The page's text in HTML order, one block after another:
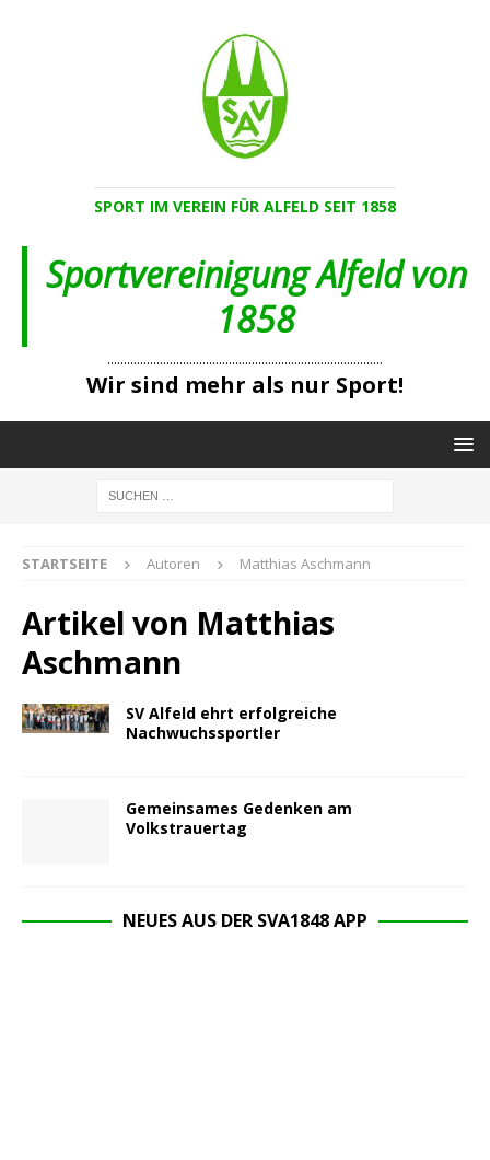
SPORT IM VEREIN FÜR ALFELD SEIT 1858
Sportvereinigung Alfeld von
1858
....................................................................................
Wir sind mehr als nur Sport!
STARTSEITE Autoren Matthias Aschmann
Artikel von Matthias
Aschmann
SV Alfeld ehrt erfolgreiche
Nachwuchssportler
Gemeinsames Gedenken am
Volkstrauertag
NEUES AUS DER SVA1848 APP